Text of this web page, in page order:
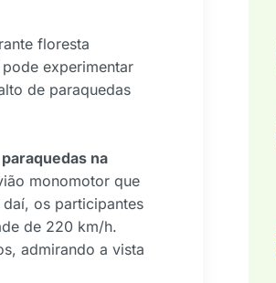
floresta
experimentar
de paraquedas
na
monomotor que
os participantes
de 220 km/h.
admirando a vista